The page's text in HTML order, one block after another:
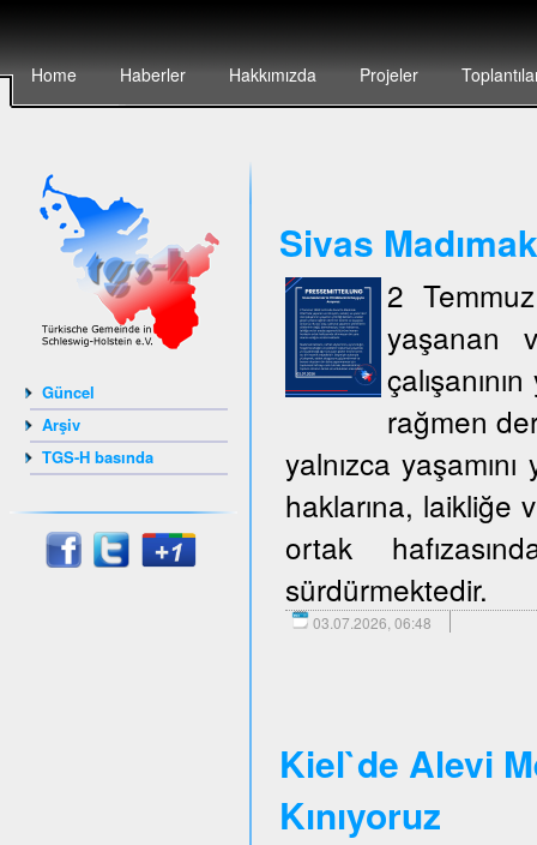
Home Haberler Hakkımızda Projeler
Güncel
Arşiv
TGS-H basında
Sivas
2
yaşanan
rağmen
yalnızca
haklarına, laikliğe
ortak
sürdürmektedir.
03.07.2026, 06:48
Kiel`de Alevi
Kınıyoruz